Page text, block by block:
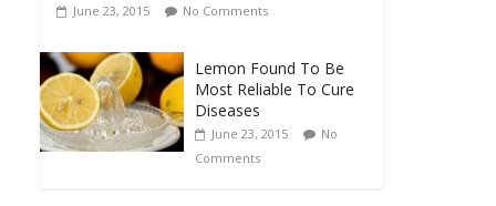
June 23, 2015 No Comments
Lemon Found To Be
Most Reliable To Cure
Diseases
June 23, 2015
No
Comments